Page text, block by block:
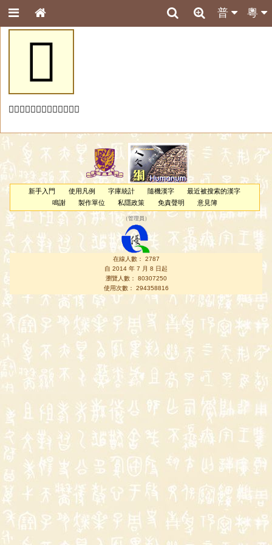
粵
普
𬎿
「𬎿」字未收錄於本資料庫。
新手入門 使用凡例 字庫統計 隨機漢字
最近被搜索的漢字
鳴謝
製作單位 私隱政策 免責聲明 意見簿
（管理員 ）
在線人數： 2787
自 2014 年 7 月 8 日起
瀏覽人數： 80307250
使用次數： 294358816